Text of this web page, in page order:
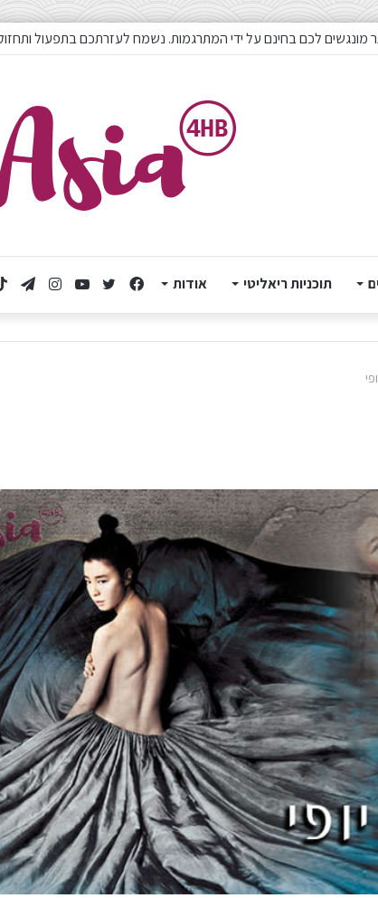
מונגשים לכם בחינם על ידי המתרגמות. נשמח לעזרתכם בתפעול
תוכניות ריאליטי אודות YouTubeTwitterFacebook